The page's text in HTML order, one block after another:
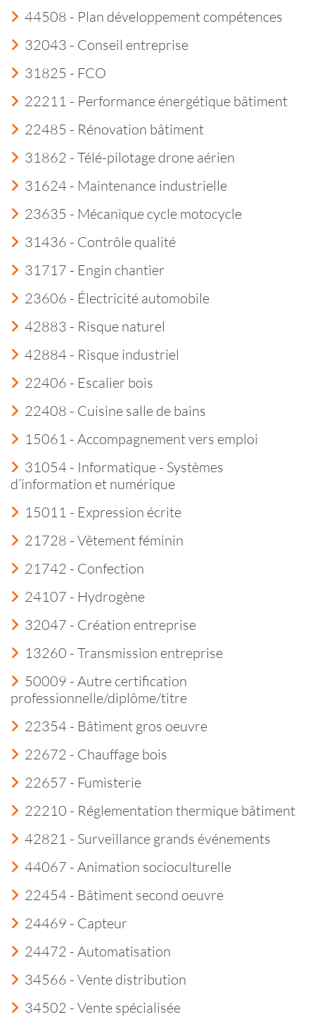
44508 - Plan développement compétences
32043 - Conseil entreprise
31825 - FCO
22211 - Performance énergétique bâtiment
22485 - Rénovation bâtiment
31862 - Télé-pilotage drone aérien
31624 - Maintenance industrielle
23635 - Mécanique cycle motocycle
31436 - Contrôle qualité
31717 - Engin chantier
23606 - Électricité automobile
42883 - Risque naturel
42884 - Risque industriel
22406 - Escalier bois
22408 - Cuisine salle de bains
15061 - Accompagnement vers emploi
31054 - Informatique - Systèmes
d’information et numérique
15011 - Expression écrite
21728 - Vêtement féminin
21742 - Confection
24107 - Hydrogène
32047 - Création entreprise
13260 - Transmission entreprise
50009 - Autre certification
professionnelle/diplôme/titre
22354 - Bâtiment gros oeuvre
22672 - Chauffage bois
22657 - Fumisterie
22210 - Réglementation thermique bâtiment
42821 - Surveillance grands événements
44067 - Animation socioculturelle
22454 - Bâtiment second oeuvre
24469 - Capteur
24472 - Automatisation
34566 - Vente distribution
34502 - Vente spécialisée